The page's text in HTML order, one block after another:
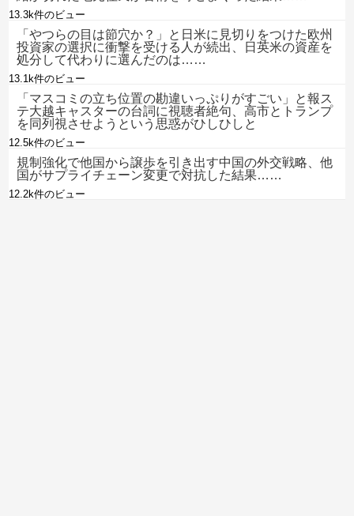
13.3k件のビュー
「やつらの目は節穴か？」と日米に見切りをつけた欧州
投資家の選択に衝撃を受ける人が続出、日英米の資産を
処分して代わりに選んだのは……
13.1k件のビュー
「マスコミの立ち位置の勘違いっぷりがすごい」と報ス
テ大越キャスターの台詞に視聴者絶句、高市とトランプ
を同列視させようという思惑がひしひしと
12.5k件のビュー
規制強化で他国から譲歩を引き出す中国の外交戦略、他
国がサプライチェーン変更で対抗した結果……
12.2k件のビュー